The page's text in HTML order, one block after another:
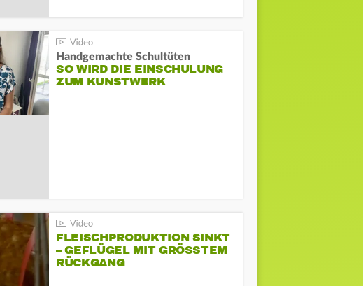
Handgemachte Schultüten
SO WIRD DIE EINSCHULUNG
ZUM KUNSTWERK
FLEISCHPRODUKTION SINKT
– GEFLÜGEL MIT GRÖSSTEM R
ÜCKGANG